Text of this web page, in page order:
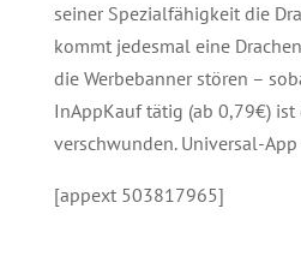
seiner Spezialfähigkeit die
kommt jedesmal eine
die Werbebanner stören –
InAppKauf tätig (ab 0,79€) ist
verschwunden. Universal-App
[appext 503817965]